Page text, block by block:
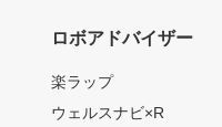
ロボアドバイザー
楽ラップ
ウェルスナビ×R